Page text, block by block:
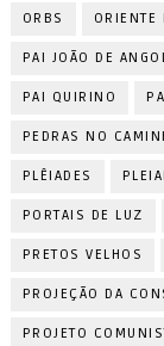
ORBS ORIENTE
PAI JOÃO DE
PAI QUIRINO
PEDRAS NO
PLÊIADES
PORTAIS DE LUZ
PRETOS VELHOS
PROJEÇÃO DA
PROJETO